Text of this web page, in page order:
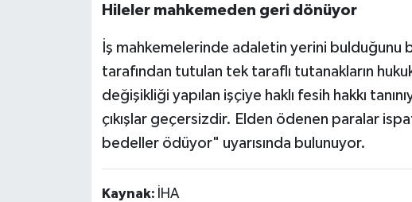
Hileler mahkemeden geri dönüyor
İş mahkemelerinde adaletin yerini bulduğunu
tarafından tutulan tek taraflı tutanakların
değişikliği yapılan işçiye haklı fesih hakkı
çıkışlar geçersizdir. Elden ödenen paralar
bedeller ödüyor" uyarısında bulunuyor.
Kaynak: İHA